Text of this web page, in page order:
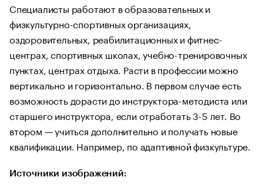
Специалисты работают в образовательных и
физкультурно-спортивных организациях,
оздоровительных, реабилитационных и фитнес-
центрах, спортивных школах, учебно-тренировочных
пунктах, центрах отдыха. Расти в профессии можно
вертикально и горизонтально. В первом случае есть
возможность дорасти до инструктора-методиста или
старшего инструктора, если отработать 3-5 лет. Во
втором — учиться дополнительно и получать новые
квалификации. Например, по адаптивной физкультуре.
Источники изображений: